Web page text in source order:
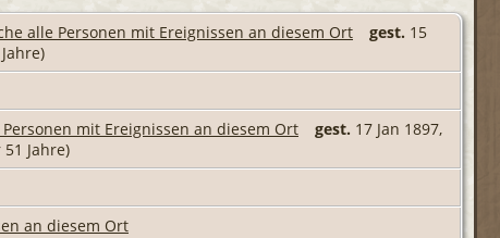
gest. 15
gest. 17 Jan 1897,
Jahre)